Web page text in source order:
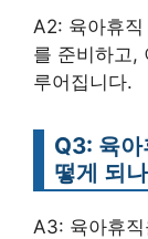
A2: 육아휴
를 준비하고,
루어집니다.
Q3: 육아
떻게 되
A3: 육아휴